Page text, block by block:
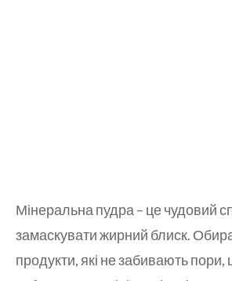
Мінеральна пудра – це чудовий
замаскувати жирний блиск.
продукти, які не забивають